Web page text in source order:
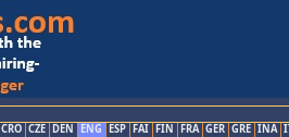
CRO CZE DEN ENG ESP FAI FIN FRA GER GRE INA